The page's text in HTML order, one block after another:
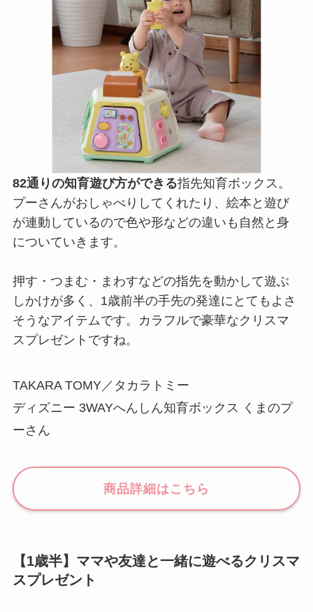
82通りの知育遊び方ができる指先知育ボックス。
プーさんがおしゃべりしてくれたり、絵本と遊び
が連動しているので色や形などの違いも自然と身
についていきます。
押す・つまむ・まわすなどの指先を動かして遊ぶ
しかけが多く、1歳前半の手先の発達にとてもよさ
そうなアイテムです。カラフルで豪華なクリスマ
スプレゼントですね。
TAKARA TOMY／タカラトミー
ディズニー 3WAYへんしん知育ボックス くまのプ
ーさん
商品詳細はこちら
【1歳半】ママや友達と一緒に遊べるクリスマ
スプレゼント